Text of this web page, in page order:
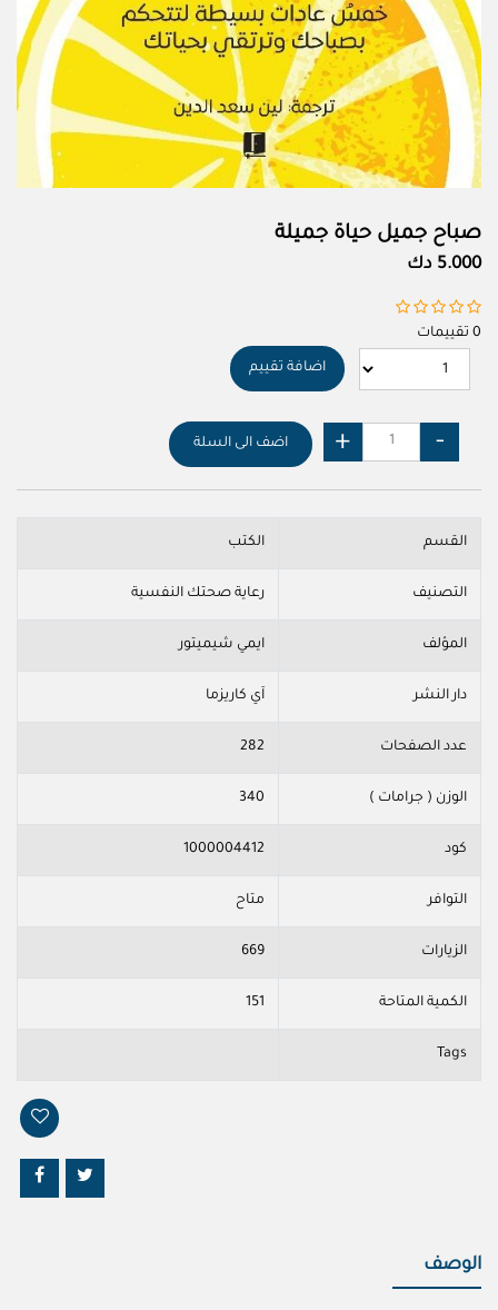
صباح جميل حياة جميلة
5.000 دك
0 تقييمات
اضافة تقييم
اضف الى السلة
القسم الكتب
التصنيف رعاية صحتك النفسية
المؤلف ايمي شيميتور
دار النشر آي كاريزما
عدد الصفحات 282
الوزن ( جرامات ) 340
كود 1000004412
التوافر متاح
الزيارات 669
الكمية المتاحة 151
Tags
الوصف